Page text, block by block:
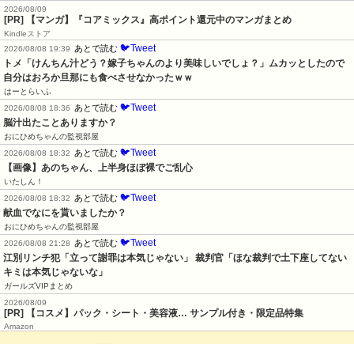
2026/08/09
[PR] 【マンガ】『コアミックス』高ポイント還元中のマンガまとめ
Kindleストア
2026/08/08 19:39
あとで読む 🐦Tweet
トメ「けんちん汁どう？嫁子ちゃんのより美味しいでしょ？」ムカッとしたので
自分はおろか旦那にも食べさせなかったｗｗ
はーとらいふ
2026/08/08 18:36
あとで読む 🐦Tweet
脳汁出たことありますか？
おにひめちゃんの監視部屋
2026/08/08 18:32
あとで読む 🐦Tweet
【画像】あのちゃん、上半身ほぼ裸でご乱心
いたしん！
2026/08/08 18:32
あとで読む 🐦Tweet
献血でなにを貰いましたか？
おにひめちゃんの監視部屋
2026/08/08 21:28
あとで読む 🐦Tweet
江別リンチ犯「立って謝罪は本気じゃない」 裁判官「ほな裁判で土下座してない
キミは本気じゃないな」
ガールズVIPまとめ
2026/08/09
[PR] 【コスメ】パック・シート・美容液… サンプル付き・限定品特集
Amazon